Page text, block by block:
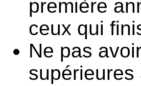
première
ceux qui
Ne pas
supérieures